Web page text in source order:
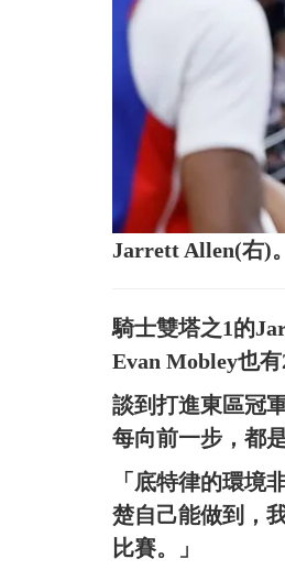
Jarrett Allen(右)
騎士雙塔之1的
Evan Mobley也
談到打進東區冠
每向前一步，都
「底特律的環境
楚自己能做到，
比賽。」